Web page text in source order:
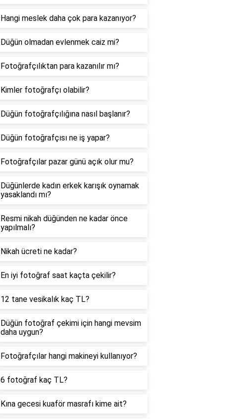
Hangi meslek daha çok para kazanıyor?
Düğün olmadan evlenmek caiz mi?
Fotoğrafçılıktan para kazanılır mı?
Kimler fotoğrafçı olabilir?
Düğün fotoğrafçılığına nasıl başlanır?
Düğün fotoğrafçısı ne iş yapar?
Fotoğrafçılar pazar günü açık olur mu?
Düğünlerde kadın erkek karışık oynamak
yasaklandı mı?
Resmi nikah düğünden ne kadar önce
yapılmalı?
Nikah ücreti ne kadar?
En iyi fotoğraf saat kaçta çekilir?
12 tane vesikalık kaç TL?
Düğün fotoğraf çekimi için hangi mevsim
daha uygun?
Fotoğrafçılar hangi makineyi kullanıyor?
6 fotoğraf kaç TL?
Kına gecesi kuaför masrafı kime ait?